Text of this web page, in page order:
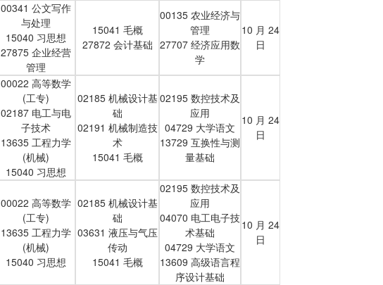
00341 公文写作
与处理
15040 习思想
27875 企业经营
管理
15041 毛概
27872 会计基础
00135 农业经济与
管理
27707 经济应用数
学
10 月 24
日
00022 高等数学
(工专)
02187 电工与电
子技术
13635 工程力学
(机械)
15040 习思想
02185 机械设计基
础
02191 机械制造技
术
15041 毛概
02195 数控技术及
应用
04729 大学语文
13729 互换性与测
量基础
10 月 24
日
00022 高等数学
(工专)
13635 工程力学
(机械)
15040 习思想
02185 机械设计基
础
03631 液压与气压
传动
15041 毛概
02195 数控技术及
应用
04070 电工电子技
术基础
04729 大学语文
13609 高级语言程
序设计基础
10 月 24
日